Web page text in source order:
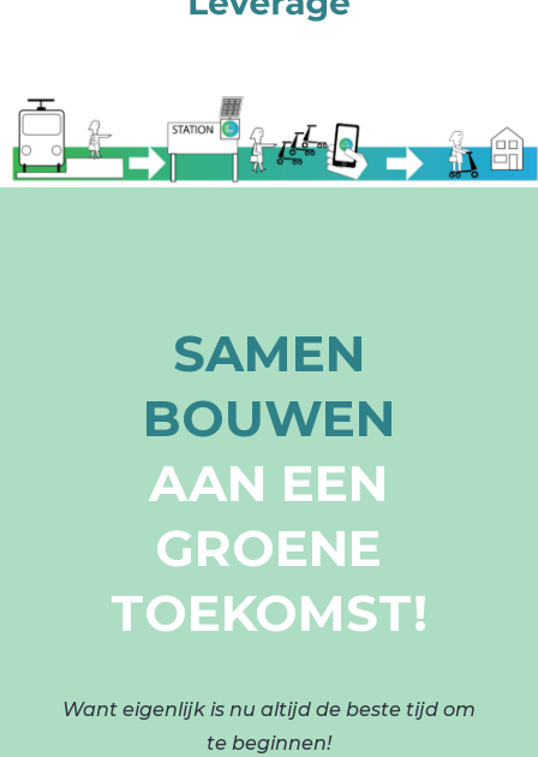
SAMEN
BOUWEN
AAN EEN
GROENE
TOEKOMST!
Want eigenlijk is nu altijd de beste tijd om
te beginnen!